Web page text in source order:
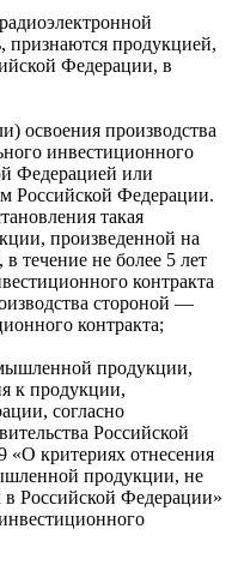
признаются продукцией,
Федерации, в
освоения производства
инвестиционного
Федерацией или
Российской Федерации.
такая
произведенной на
течение не более 5 лет
контракта
стороной —
контракта;
продукции,
к продукции,
согласно
Российской
критериях отнесения
продукции, не
Российской Федерации»